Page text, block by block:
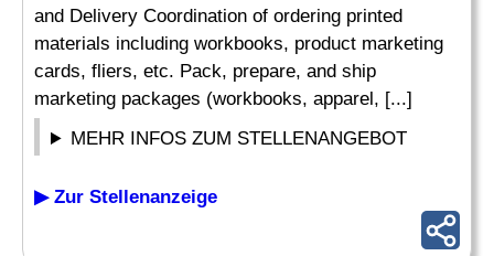
and Delivery Coordination of ordering printed
materials including workbooks, product marketing
cards, fliers, etc. Pack, prepare, and ship
marketing packages (workbooks, apparel, [...]
MEHR INFOS ZUM STELLENANGEBOT
▶ Zur Stellenanzeige